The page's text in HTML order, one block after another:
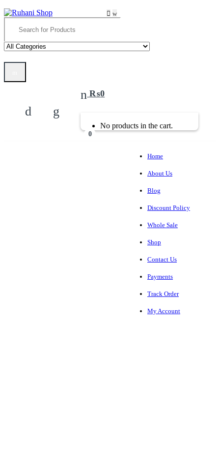
Skip
to
navigation
Skip
to
content
Search
0
₨0
No products in the cart.
Home
About Us
Blog
Discount Policy
Whole Sale
Shop
Contact Us
Payments
Track Order
My Account